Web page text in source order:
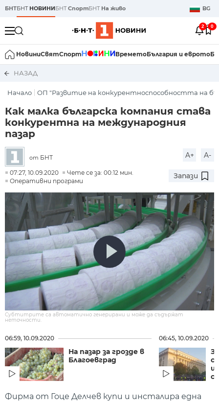
БНТБНТ НОВИНИБНТСпортБНТ На живо BG
2 0
НовиниСвятСпорт ВреметоБългария и еврото
НАЗАД
Начало ОП "Развитие на конкурентноспособността на
Как малка българска компания става
конкурентна на международния
пазар
от БНТ A+ A-
07:27, 10.09.2020
Чете се за: 00:12 мин.
Оперативни програми
Запази
Субтитрите са автоматично генерирани и може да съдържат
неточности.
06:59, 10.09.2020
На пазар за грозде в
Благоевград
06:45, 10.09.2020
Фирма от Гоце Делчев купи и инсталира една